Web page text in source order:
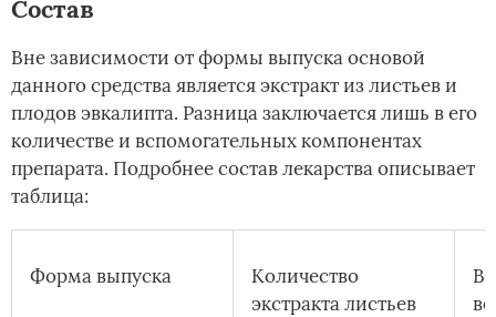
Состав
Вне зависимости от формы выпуска основой
данного средства является экстракт из листьев и
плодов эвкалипта. Разница заключается лишь в его
количестве и вспомогательных компонентах
препарата. Подробнее состав лекарства описывает
таблица:
Форма выпуска
Количество
экстракта листьев